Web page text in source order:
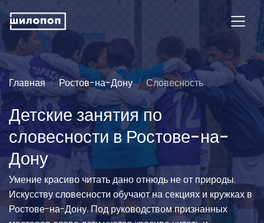
Главная Ростов-на-Дону Словесность
Детские занятия по
словесности в Ростове-на-
Дону
Умение красиво читать дано отнюдь не от природы.
Искусству словесности обучают на секциях и кружках в
Ростове-на-Дону. Под руководством признанных